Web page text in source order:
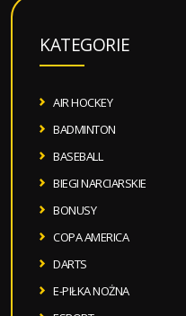
KATEGORIE
AIR HOCKEY
BADMINTON
BASEBALL
BIEGI NARCIARSKIE
BONUSY
COPA AMERICA
DARTS
E-PIŁKA NOŻNA